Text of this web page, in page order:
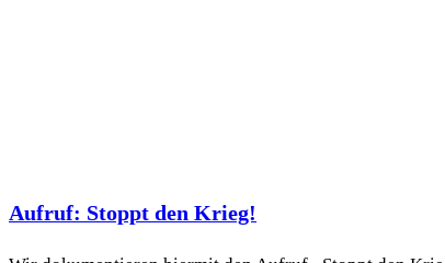
Aufruf: Stoppt den Krieg!